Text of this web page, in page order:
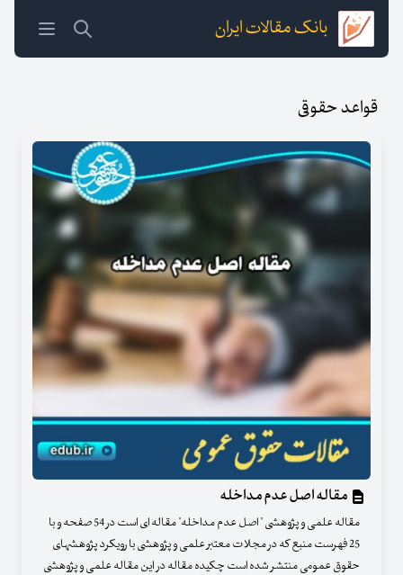
بانک مقالات ایران
قواعد حقوقی
مقاله اصل عدم مداخله
مقاله علمی و پژوهشی " اصل عدم مداخله" مقاله ای است در 54 صفحه و با
25 فهرست منبع که در مجلات معتبر علمی و پژوهشی با رویکرد پژوهشهای
حقوق عمومی منتشر شده است چکیده مقاله در این مقاله علمی و پژوهشی